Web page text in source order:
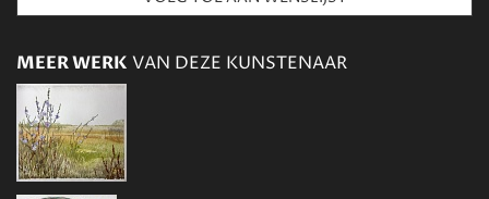
MEER WERK VAN DEZE KUNSTENAAR